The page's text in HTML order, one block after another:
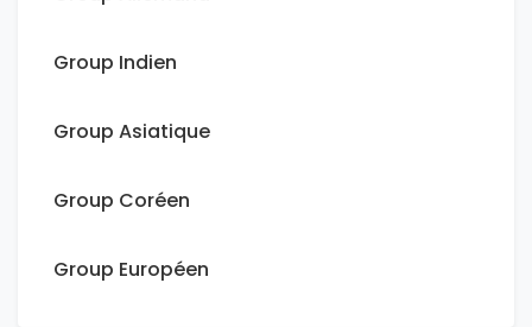
Group Indien
Group Asiatique
Group Coréen
Group Européen